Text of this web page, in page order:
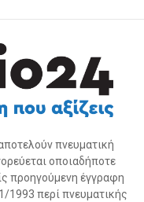
πνευματική
οποιαδήποτε
προηγούμενη έγγραφη
περί πνευματικής